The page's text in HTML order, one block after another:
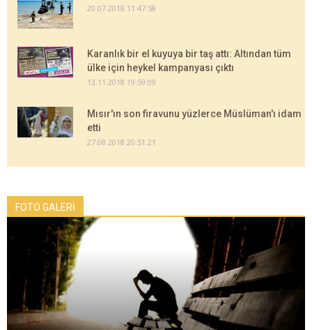
20.07.2018 11:47:58
Karanlık bir el kuyuya bir taş attı: Altından tüm
ülke için heykel kampanyası çıktı
13.11.2018 19:59:09
Mısır'ın son firavunu yüzlerce Müslüman'ı idam
etti
27.08.2018 20:51:21
FOTO GALERİ